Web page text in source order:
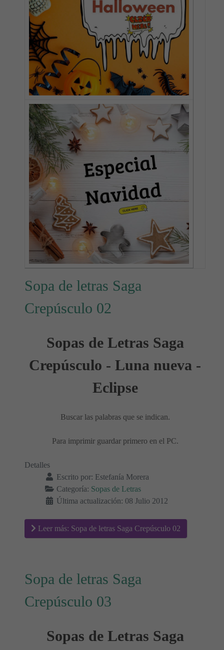
Sopa de letras Saga
Crepúsculo 02
Sopas de Letras Saga
Crepúsculo - Luna nueva -
Eclipse
Buscar las palabras que se indican.
Para imprimir guardar primero en el PC.
Detalles
Escrito por: Estefanía Morera
Categoría: Sopas de Letras
Última actualización: 08 Julio 2012
Leer más: Sopa de letras Saga Crepúsculo 02
Sopa de letras Saga
Crepúsculo 03
Sopas de Letras Saga